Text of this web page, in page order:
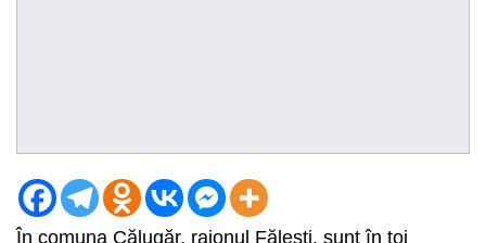
În comuna Călugăr, raionul Fălești, sunt în toi